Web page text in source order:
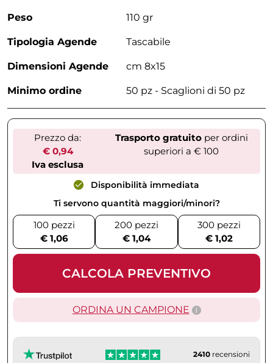
Peso 110 gr
Tipologia Agende Tascabile
Dimensioni Agende cm 8x15
Minimo ordine 50 pz - Scaglioni di 50 pz
Prezzo da:
€ 0,94
Iva esclusa
Trasporto gratuitoper ordini
superiori a € 100
Disponibilità immediata
Ti servono quantità maggiori/minori?
100 pezzi
€ 1,06
200 pezzi
€ 1,04
300 pezzi
€ 1,02
CALCOLA PREVENTIVO
ORDINA UN CAMPIONE
2410 recensioni